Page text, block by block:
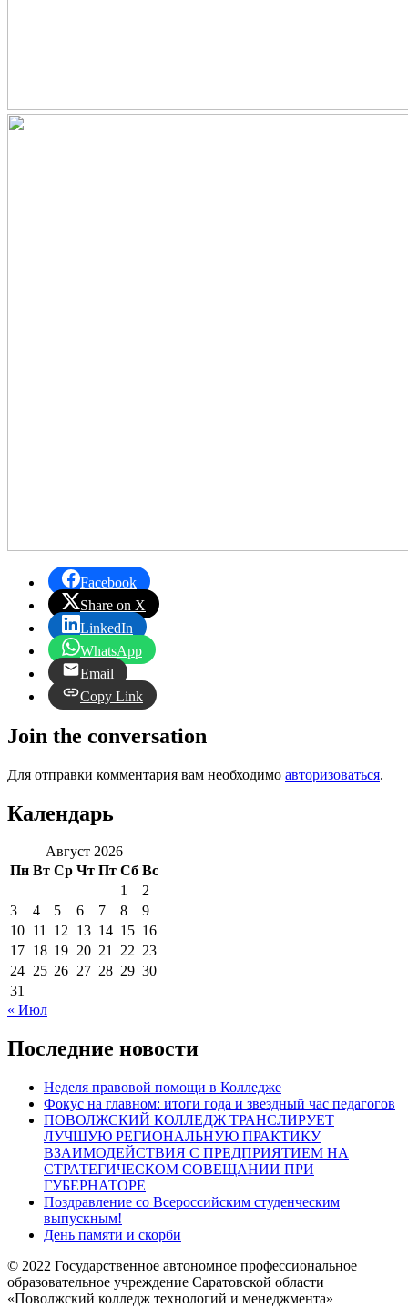
Facebook
Share on X
LinkedIn
WhatsApp
Email
Copy Link
Join the conversation
Для отправки комментария вам необходимо авторизоваться.
Календарь
Август 2026
Пн Вт Ср Чт Пт Сб Вс
1
2
3
4 5 6 7 8
9
10 11 12 13 14 15 16
17 18 19 20 21 22 23
24 25 26 27 28 29 30
31
« Июл
Последние новости
Неделя правовой помощи в Колледже
Фокус на главном: итоги года и звездный час педагогов
ПОВОЛЖСКИЙ КОЛЛЕДЖ ТРАНСЛИРУЕТ
ЛУЧШУЮ РЕГИОНАЛЬНУЮ ПРАКТИКУ
ВЗАИМОДЕЙСТВИЯ С ПРЕДПРИЯТИЕМ НА
СТРАТЕГИЧЕСКОМ СОВЕЩАНИИ ПРИ
ГУБЕРНАТОРЕ
Поздравление со Всероссийским студенческим
выпускным!
День памяти и скорби
© 2022 Государственное автономное профессиональное
образовательное учреждение Саратовской области
«Поволжский колледж технологий и менеджмента»